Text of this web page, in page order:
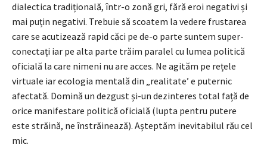
dialectica tradițională, într-o zonă gri, fără eroi negativi și
mai puțin negativi. Trebuie să scoatem la vedere frustarea
care se acutizează rapid căci pe de-o parte suntem super-
conectați iar pe alta parte trăim paralel cu lumea politică
oficială la care nimeni nu are acces. Ne agităm pe rețele
virtuale iar ecologia mentală din „realitate’ e puternic
afectată. Domină un dezgust și-un dezinteres total față de
orice manifestare politică oficială (lupta pentru putere
este străină, ne înstrăinează). Așteptăm inevitabilul rău cel
mic.